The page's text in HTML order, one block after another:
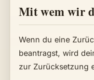
Mit wem wir
Wenn du eine
beantragst, wird
zur Zurücksetzung